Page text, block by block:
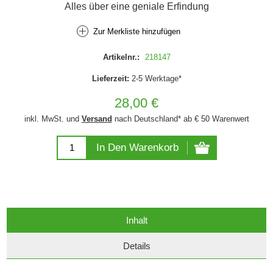
Alles über eine geniale Erfindung
Zur Merkliste hinzufügen
Artikelnr.: 218147
Lieferzeit: 2-5 Werktage*
28,00 €
inkl. MwSt. und Versand nach Deutschland* ab € 50 Warenwert
In Den Warenkorb
Inhalt
Details